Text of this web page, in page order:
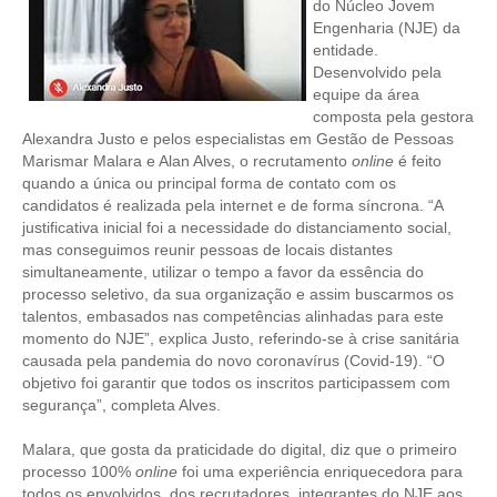
CONTRIBUIÇÕES
CONTRIBUIÇÃO ASSISTENCIAL
CONTRIBUIÇÃO ASSOCIATIVA OU ANUIDADE DE SÓCIO
CONTRIBUIÇÃO SINDICAL URBANA
REVISÃO DE APOSENTADORIA
FGTS EXPURGOS
FGTS CORREÇÃO
LEGISLAÇÃO
LEI 4.950-A/1966 – PISO SALARIAL
LEI 5.194/1966 – REGULAMENTAÇÃO DA PROFISSÃO
LEI 6.496/1977 – ART
do Núcleo Jovem
Engenharia (NJE) da
entidade.
Desenvolvido pela
equipe da área
composta pela gestora
Alexandra Justo e pelos especialistas em Gestão de Pessoas
Marismar Malara e Alan Alves, o recrutamento online é feito
quando a única ou principal forma de contato com os
candidatos é realizada pela internet e de forma síncrona. “A
justificativa inicial foi a necessidade do distanciamento social,
mas conseguimos reunir pessoas de locais distantes
simultaneamente, utilizar o tempo a favor da essência do
processo seletivo, da sua organização e assim buscarmos os
talentos, embasados nas competências alinhadas para este
momento do NJE”, explica Justo, referindo-se à crise sanitária
causada pela pandemia do novo coronavírus (Covid-19). “O
objetivo foi garantir que todos os inscritos participassem com
segurança”, completa Alves.
Malara, que gosta da praticidade do digital, diz que o primeiro
processo 100% online foi uma experiência enriquecedora para